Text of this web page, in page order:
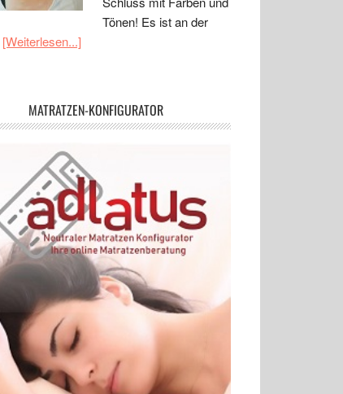
Tönen! Es ist an der
[Weiterlesen...]
MATRATZEN-KONFIGURATOR